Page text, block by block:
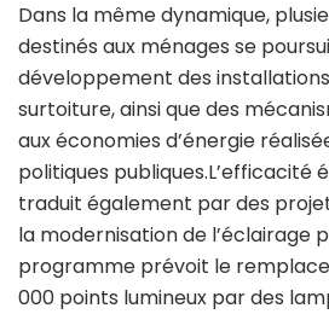
Dans la même dynamique,
destinés aux ménages se
développement des
surtoiture, ainsi que des
aux économies d’énergie
politiques publiques.L’efficacité
traduit également par des
la modernisation de l’éclairage
programme prévoit le
000 points lumineux par des